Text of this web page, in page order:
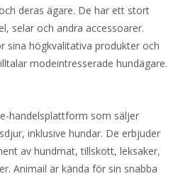
deras ägare. De har ett stort
selar och andra accessoarer.
sina högkvalitativa produkter och
modeintresserade hundägare.
handelsplattform som säljer
inklusive hundar. De erbjuder
av hundmat, tillskott, leksaker,
Animail är kända för sin snabba